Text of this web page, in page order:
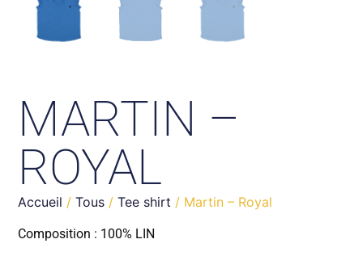
MARTIN –
ROYAL
Accueil /Tous /Tee shirt / Martin – Royal
Composition : 100% LIN